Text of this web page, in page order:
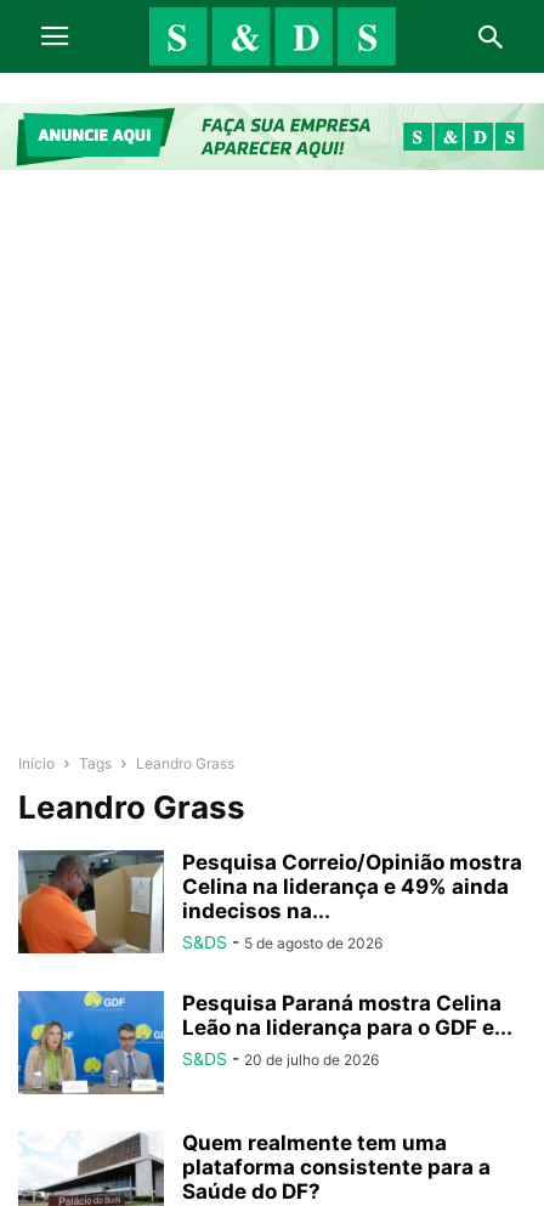
Início Tags Leandro Grass
Leandro Grass
Pesquisa Correio/Opinião mostra
Celina na liderança e 49% ainda
indecisos na...
S&DS - 5 de agosto de 2026
Pesquisa Paraná mostra Celina
Leão na liderança para o GDF e...
S&DS - 20 de julho de 2026
Quem realmente tem uma
plataforma consistente para a
Saúde do DF?